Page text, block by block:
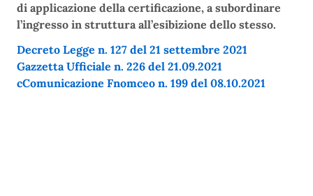
di applicazione della certificazione, a subordinare
l’ingresso in struttura all’esibizione dello stesso.
Decreto Legge n. 127 del 21 settembre 2021
Gazzetta Ufficiale n. 226 del 21.09.2021
cComunicazione Fnomceo n. 199 del 08.10.2021